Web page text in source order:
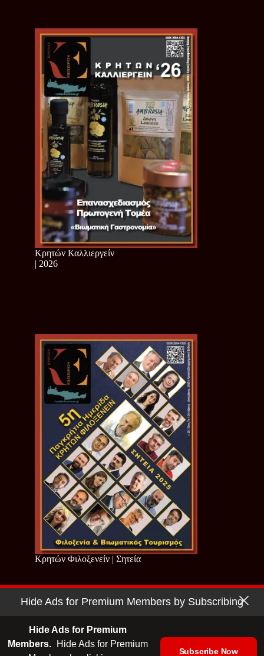
Κρητών Καλλιεργείν
| 2026
Κρητών Φιλοξενείν | Σητεία
Copyright © 2026 - Cretan Business | Κρητών Επιχειρείν
Hide Ads for Premium Members by Subscribing
Hide Ads for Premium
Members.
Hide Ads for Premium
Subscribe Now